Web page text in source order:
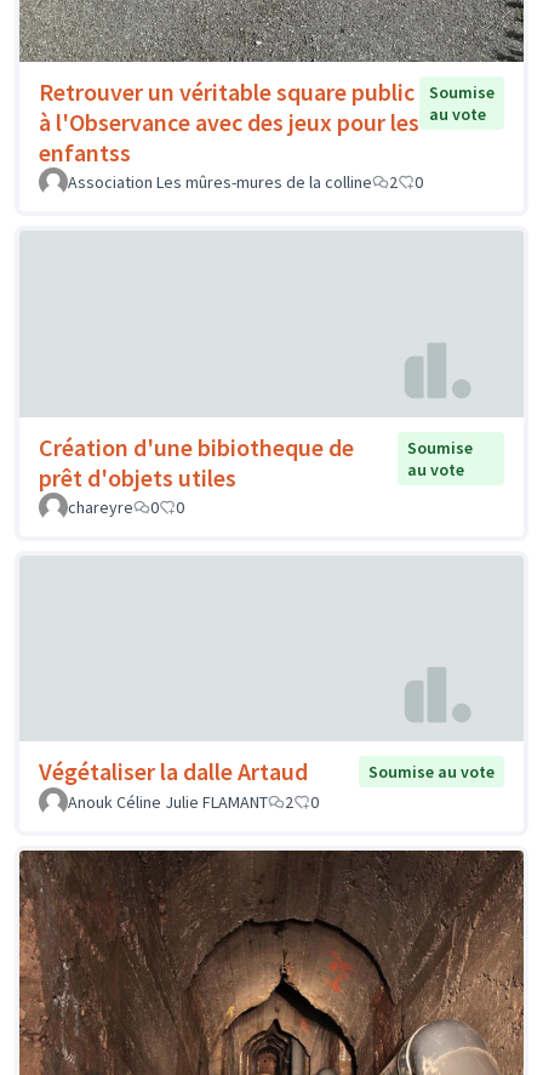
Retrouver un véritable square public
à l'Observance avec des jeux pour les
enfantss
Soumise
au vote
Association Les mûres-mures de la colline 2 0
Création d'une bibiotheque de
prêt d'objets utiles
Soumise
au vote
chareyre
0 0
Végétaliser la dalle Artaud
Soumise au vote
Anouk Céline Julie FLAMANT
2 0